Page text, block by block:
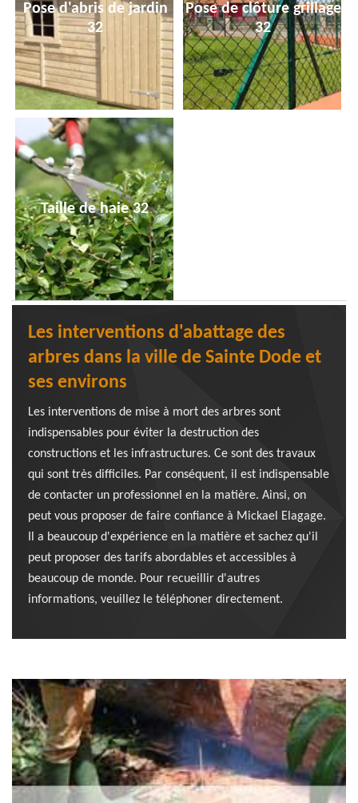
Pose d'abris de jardin
32
Pose de clôture grillage
32
Taille de haie 32
Les interventions d'abattage des
arbres dans la ville de Sainte Dode et
ses environs
Les interventions de mise à mort des arbres sont
indispensables pour éviter la destruction des
constructions et les infrastructures. Ce sont des travaux
qui sont très difficiles. Par conséquent, il est indispensable
de contacter un professionnel en la matière. Ainsi, on
peut vous proposer de faire confiance à Mickael Elagage.
Il a beaucoup d'expérience en la matière et sachez qu'il
peut proposer des tarifs abordables et accessibles à
beaucoup de monde. Pour recueillir d'autres
informations, veuillez le téléphoner directement.